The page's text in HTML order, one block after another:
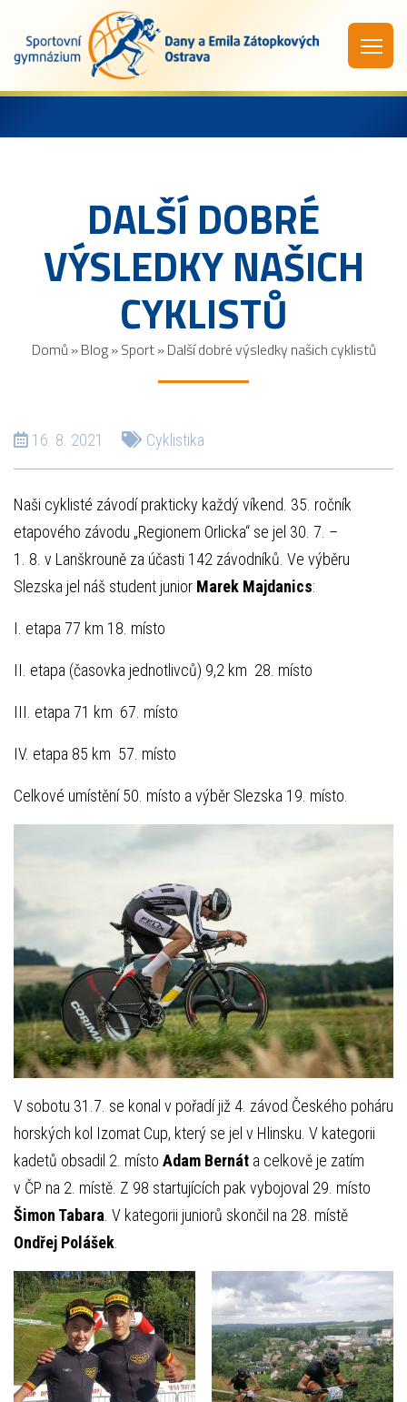
DALŠÍ DOBRÉ
VÝSLEDKY NAŠICH
CYKLISTŮ
Domů »Blog»Sport»Další dobré výsledky našich cyklistů
16. 8. 2021 Cyklistika
Naši cyklisté závodí prakticky každý víkend. 35. ročník
etapového závodu „Regionem Orlicka“ se jel 30. 7. –
1. 8. v Lanškrouně za účasti 142 závodníků. Ve výběru
Slezska jel náš student junior Marek Majdanics:
I. etapa 77 km 18. místo
II. etapa (časovka jednotlivců) 9,2 km 28. místo
III. etapa 71 km 67. místo
IV. etapa 85 km 57. místo
Celkové umístění 50. místo a výběr Slezska 19. místo.
V sobotu 31.7. se konal v pořadí již 4. závod Českého poháru
horských kol Izomat Cup, který se jel v Hlinsku. V kategorii
kadetů obsadil 2. místo Adam Bernát a celkově je zatím
v ČP na 2. místě. Z 98 startujících pak vybojoval 29. místo
Šimon Tabara . V kategorii juniorů skončil na 28. místě
Ondřej Polášek